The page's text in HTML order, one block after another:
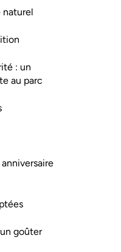
naturel
: un
au parc
goûter